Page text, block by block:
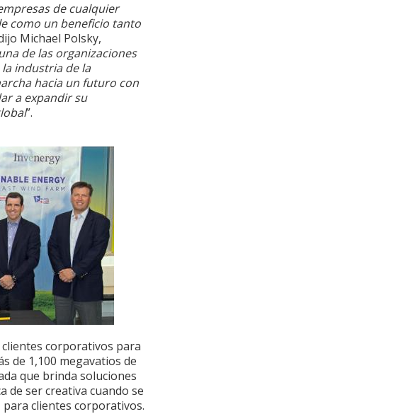
de cualquier
como un beneficio tanto
Michael Polsky,
de las organizaciones
industria de la
hacia un futuro con
a expandir su
”.
corporativos para
de 1,100 megavatios de
que brinda soluciones
de ser creativa cuando se
clientes corporativos.